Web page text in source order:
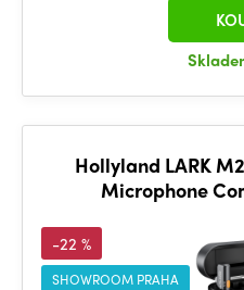
Hollyland LARK
Microphone
-22 %
SHOWROOM PRAHA